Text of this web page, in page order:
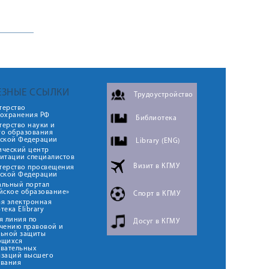
ССЫЛКИ
РФ
науки и
образования
Федерации
центр
специалистов
просвещения
Федерации
портал
образование»
электронная
Elibrary
линия по
правовой и
защиты
высшего
Трудоустройство
Библиотека
Library (ENG)
Визит в КГМУ
Спорт в КГМУ
Досуг в КГМУ